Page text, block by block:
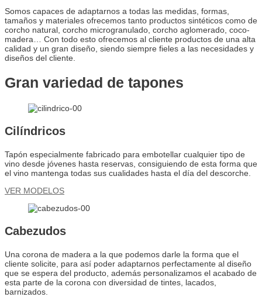
Somos capaces de adaptarnos a todas las medidas, formas,
tamaños y materiales ofrecemos tanto productos sintéticos como de
corcho natural, corcho microgranulado, corcho aglomerado, coco-
madera… Con todo esto ofrecemos al cliente productos de una alta
calidad y un gran diseño, siendo siempre fieles a las necesidades y
diseños del cliente.
Gran variedad de tapones
Cilíndricos
Tapón especialmente fabricado para embotellar cualquier tipo de
vino desde jóvenes hasta reservas, consiguiendo de esta forma que
el vino mantenga todas sus cualidades hasta el día del descorche.
VER MODELOS
Cabezudos
Una corona de madera a la que podemos darle la forma que el
cliente solicite, para así poder adaptarnos perfectamente al diseño
que se espera del producto, además personalizamos el acabado de
esta parte de la corona con diversidad de tintes, lacados,
barnizados.